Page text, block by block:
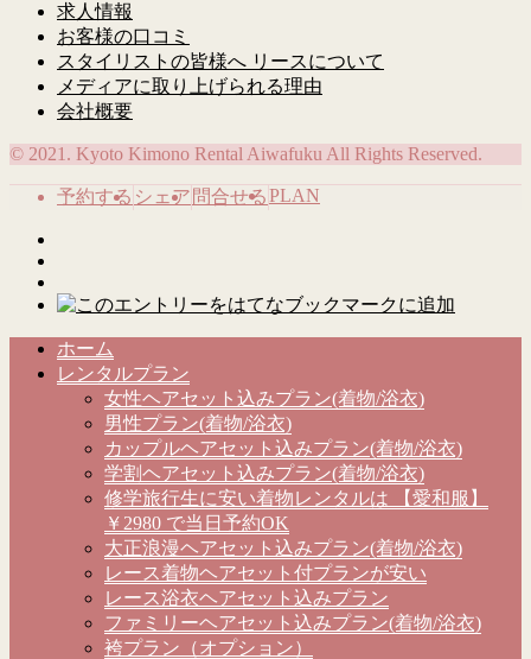
求人情報
お客様の口コミ
スタイリストの皆様へ リースについて
メディアに取り上げられる理由
会社概要
© 2021. Kyoto Kimono Rental Aiwafuku All Rights Reserved.
予約する シェア 問合せるPLAN
ホーム
レンタルプラン
女性ヘアセット込みプラン(着物/浴衣)
男性プラン(着物/浴衣)
カップルヘアセット込みプラン(着物/浴衣)
学割ヘアセット込みプラン(着物/浴衣)
修学旅行生に安い着物レンタルは 【愛和服】
￥2980 で当日予約OK
大正浪漫ヘアセット込みプラン(着物/浴衣)
レース着物ヘアセット付プランが安い
レース浴衣ヘアセット込みプラン
ファミリーヘアセット込みプラン(着物/浴衣)
袴プラン（オプション）